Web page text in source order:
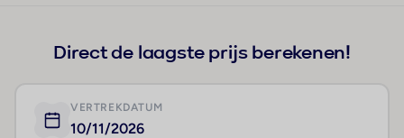
Direct de laagste prijs berekenen!
VERTREKDATUM
10/11/2026